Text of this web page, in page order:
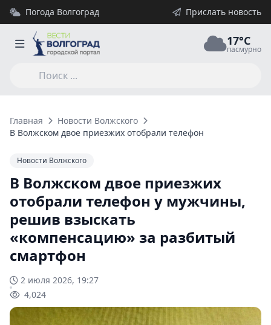
Погода Волгоград Прислать новость
17°C
пасмурно
Главная
Новости Волжского
В Волжском двое приезжих отобрали телефон у мужчины,
Новости Волжского
В Волжском двое приезжих
отобрали телефон у мужчины,
решив взыскать
«компенсацию» за разбитый
смартфон
2 июля 2026, 19:27
4,024